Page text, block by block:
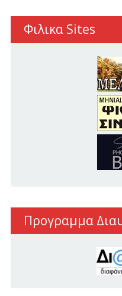
Φιλικα Sites
Προγραμμα